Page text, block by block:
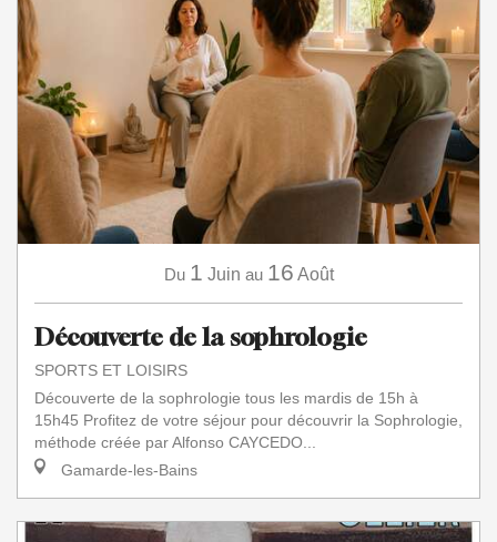
Du 1 Juin au 16 Août
Découverte de la sophrologie
SPORTS ET LOISIRS
Découverte de la sophrologie tous les mardis de 15h à
15h45 Profitez de votre séjour pour découvrir la Sophrologie,
méthode créée par Alfonso CAYCEDO...
Gamarde-les-Bains